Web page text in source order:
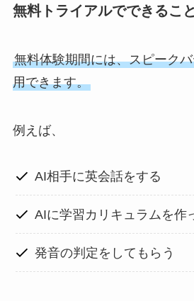
無料トライアルでできること
無料体験期間には、スピーク
用できます。
例えば、
AI相手に英会話をする
AIに学習カリキュラムを作
発音の判定をしてもらう